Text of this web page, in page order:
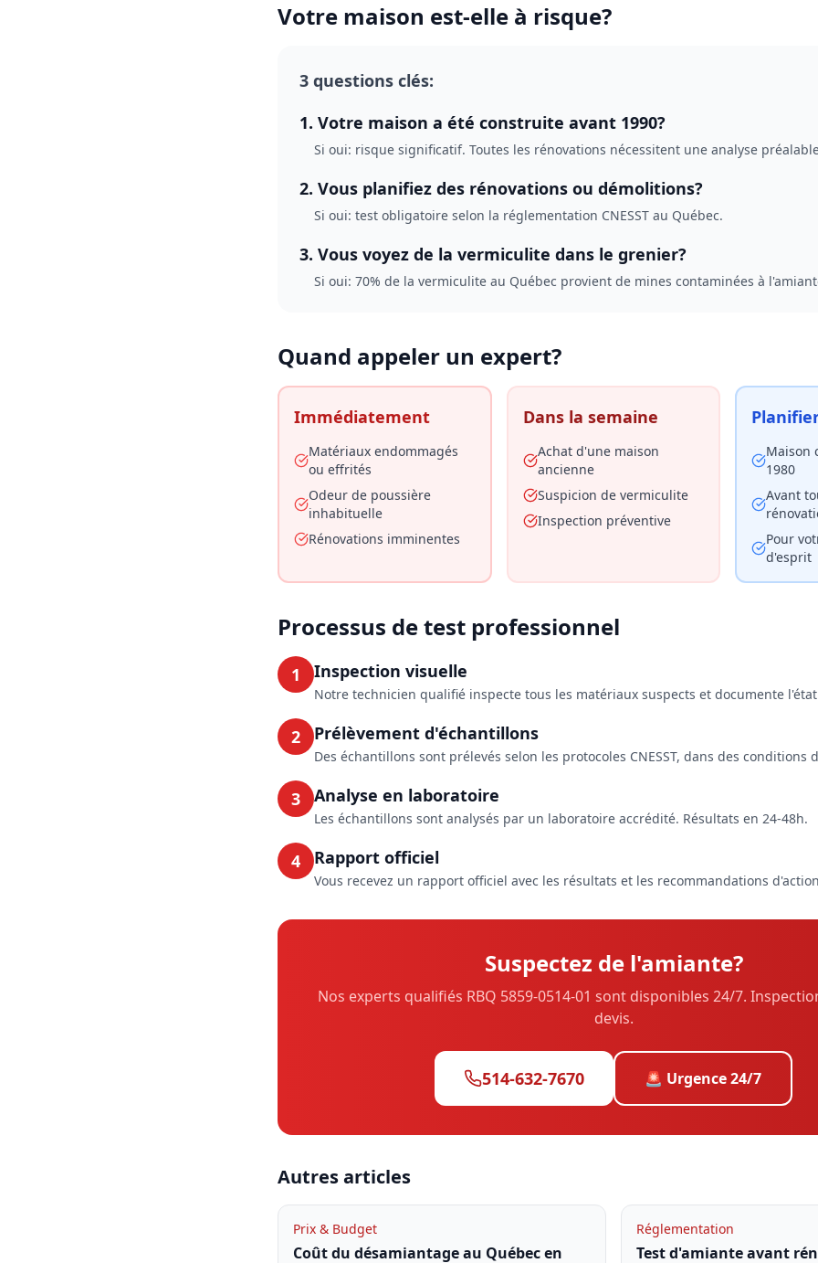
Votre maison est-elle à risque?
3 questions clés:
1. Votre maison a été construite avant 1990?
Si oui: risque significatif. Toutes les rénovations nécessitent une analyse
2. Vous planifiez des rénovations ou démolitions?
Si oui: test obligatoire selon la réglementation CNESST au Québec.
3. Vous voyez de la vermiculite dans le grenier?
Si oui: 70% de la vermiculite au Québec provient de mines contaminées à
Quand appeler un expert?
Immédiatement
Matériaux endommagés
ou effrités
Odeur de poussière
inhabituelle
Rénovations imminentes
Dans la semaine
Achat d'une maison
ancienne
Suspicion de vermiculite
Inspection préventive
Maison
1980
Avant
Pour
d'esprit
Processus de test professionnel
1 Inspection visuelle
Notre technicien qualifié inspecte tous les matériaux suspects et documente
2 Prélèvement d'échantillons
Des échantillons sont prélevés selon les protocoles CNESST, dans des conditions
3 Analyse en laboratoire
Les échantillons sont analysés par un laboratoire accrédité. Résultats en 24-48h.
4 Rapport officiel
Vous recevez un rapport officiel avec les résultats et les recommandations
Suspectez de l'amiante?
Nos experts qualifiés RBQ 5859-0514-01 sont disponibles 24/7.
devis.
514-632-7670 🚨 Urgence 24/7
Autres articles
Prix & Budget
Coût du désamiantage au Québec en
Réglementation
Test d'amiante avant